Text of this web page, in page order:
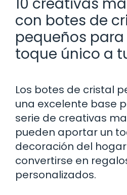
con botes de
pequeños
toque único a
Los botes de cristal
una excelente base
serie de creativas
pueden aportar un
decoración del
convertirse en
personalizados.